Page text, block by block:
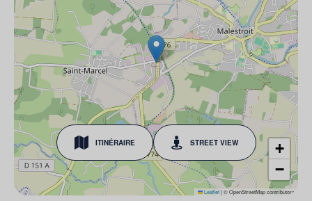
ITINÉRAIRE STREET VIEW
+
−
Leaflet|© OpenStreetMap contributors